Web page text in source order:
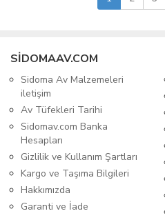
SIDOMAAV.COM
Sidoma Av Malzemeleri
iletişim
Av Tüfekleri Tarihi
Sidomav.com Banka
Hesapları
Gizlilik ve Kullanım Şartları
Kargo ve Taşıma Bilgileri
Hakkımızda
Garanti ve İade